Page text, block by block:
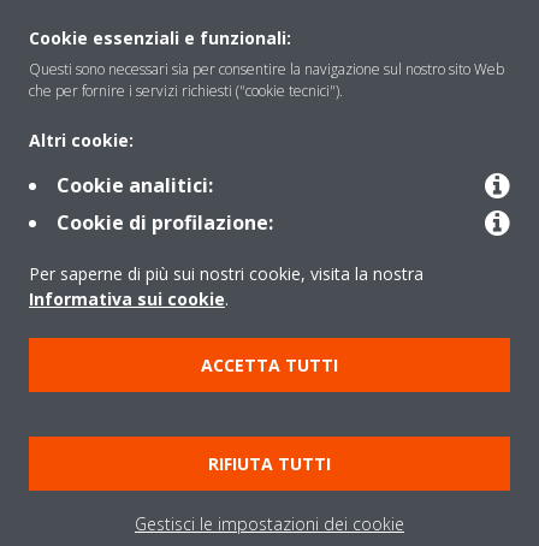
Soluzioni
Periodo di supporto definito
Gruppo Daikin Europe
Copyright © Daikin
Cookies Policy
Policy sulla protezione dei dati
Termini di Garanzia
Regolamenti
Informativa Legale
Cerca Prodotto
Data Act
Cookie essenziali e funzionali:
Questi sono necessari sia per consentire la navigazione sul nostro sito Web
che per fornire i servizi richiesti ("cookie tecnici").
Altri cookie:
Cookie analitici:
Cookie di profilazione:
Per saperne di più sui nostri cookie, visita la nostra
Informativa sui cookie.
ACCETTA TUTTI
RIFIUTA TUTTI
Gestisci le impostazioni dei cookie